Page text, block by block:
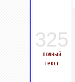
325
полный
текст